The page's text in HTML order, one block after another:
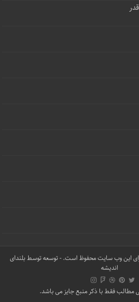
این وب سایت محفوظ است. - توسعه توسطبلندای
اندیشه
مطالب فقط با ذکر منبع جایز می باشد.